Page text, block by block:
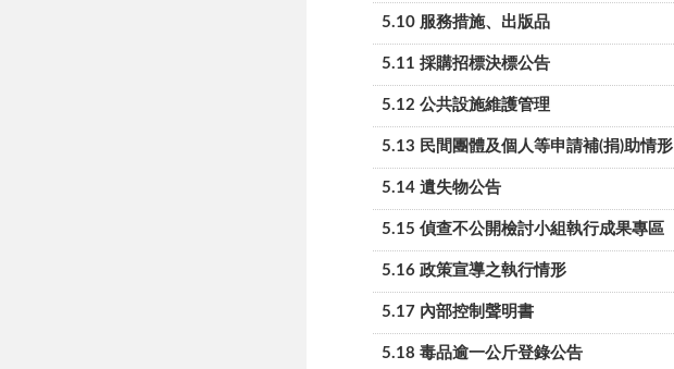
5.10 服務措施、出版品
5.11 採購招標決標公告
5.12 公共設施維護管理
5.13 民間團體及個人等申請補(捐)助情形
5.14 遺失物公告
5.15 偵查不公開檢討小組執行成果專區
5.16 政策宣導之執行情形
5.17 內部控制聲明書
5.18 毒品逾一公斤登錄公告